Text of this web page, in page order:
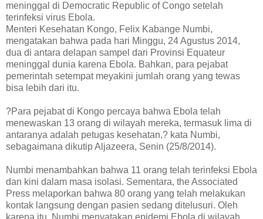
meninggal di Democratic Republic of Congo setelah
terinfeksi virus Ebola.
Menteri Kesehatan Kongo, Felix Kabange Numbi,
mengatakan bahwa pada hari Minggu, 24 Agustus 2014,
dua di antara delapan sampel dari Provinsi Equateur
meninggal dunia karena Ebola. Bahkan, para pejabat
pemerintah setempat meyakini jumlah orang yang tewas
bisa lebih dari itu.
?Para pejabat di Kongo percaya bahwa Ebola telah
menewaskan 13 orang di wilayah mereka, termasuk lima di
antaranya adalah petugas kesehatan,? kata Numbi,
sebagaimana dikutip Aljazeera, Senin (25/8/2014).
Numbi menambahkan bahwa 11 orang telah terinfeksi Ebola
dan kini dalam masa isolasi. Sementara, the Associated
Press melaporkan bahwa 80 orang yang telah melakukan
kontak langsung dengan pasien sedang ditelusuri. Oleh